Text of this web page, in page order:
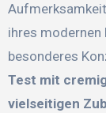
ihres modernen
besonderes
Test mit
vielseitigen